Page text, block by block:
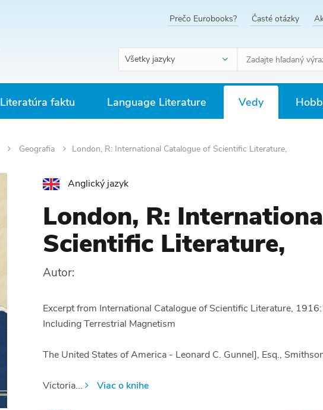
Prečo Eurobooks? Časté otázky
Všetky jazyky
Literatúra faktu Language Literature Vedy
Geografia London, R: International Catalogue of Scientific Literature,
Anglický jazyk
London, R:
Scientific Literature,
Autor:
Excerpt from International Catalogue of Scientific Literature,
Including Terrestrial Magnetism
The United States of America - Leonard C. Gunnel], Esq.,
Victoria... Viac o knihe